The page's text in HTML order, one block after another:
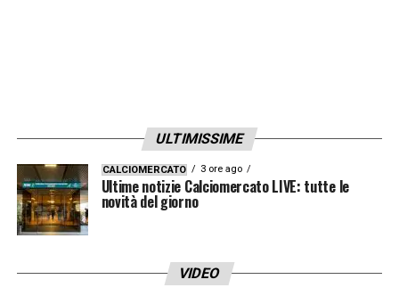
ULTIMISSIME
CALCIOMERCATO 3 ore ago
Ultime notizie Calciomercato LIVE: tutte le
novità del giorno
VIDEO